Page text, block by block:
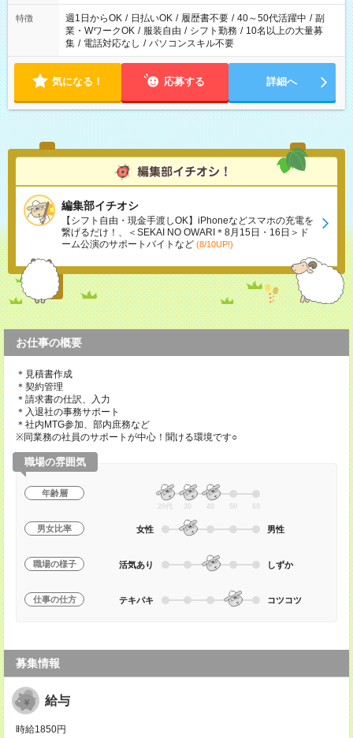
特徴 週1日からOK / 日払いOK / 履歴書不要 / 40～50代活躍中 / 副
業・WワークOK / 服装自由 / シフト勤務 / 10名以上の大量募
集 / 電話対応なし / パソコンスキル不要
気になる！ 応募する 詳細へ
編集部イチオシ
【シフト自由・現金手渡しOK】iPhoneなどスマホの充電を
繋げるだけ！、＜SEKAI NO OWARI＊8月15日・16日＞ド
ーム公演のサポートバイトなど (8/10UP!)
お仕事の概要
＊見積書作成
＊契約管理
＊請求書の仕訳、入力
＊入退社の事務サポート
＊社内MTG参加、部内庶務など
※同業務の社員のサポートが中心！聞ける環境です○
職場の雰囲気
年齢層
20代 30 40 50 60
男女比率 女性 男性
職場の様子 活気あり しずか
仕事の仕方 テキパキ コツコツ
募集情報
給与
時給1850円